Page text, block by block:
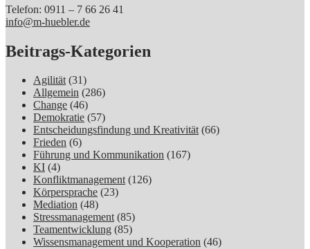
Telefon: 0911 – 7 66 26 41
info@m-huebler.de
Beitrags-Kategorien
Agilität(31)
Allgemein (286)
Change (46)
Demokratie (57)
Entscheidungsfindung und Kreativität(66)
Frieden (6)
Führung und Kommunikation (167)
KI (4)
Konfliktmanagement(126)
Körpersprache (23)
Mediation (48)
Stressmanagement(85)
Teamentwicklung (85)
Wissensmanagement und Kooperation (46)